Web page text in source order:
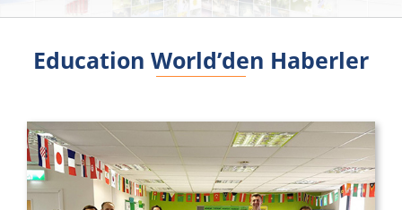
Education World’den Haberler